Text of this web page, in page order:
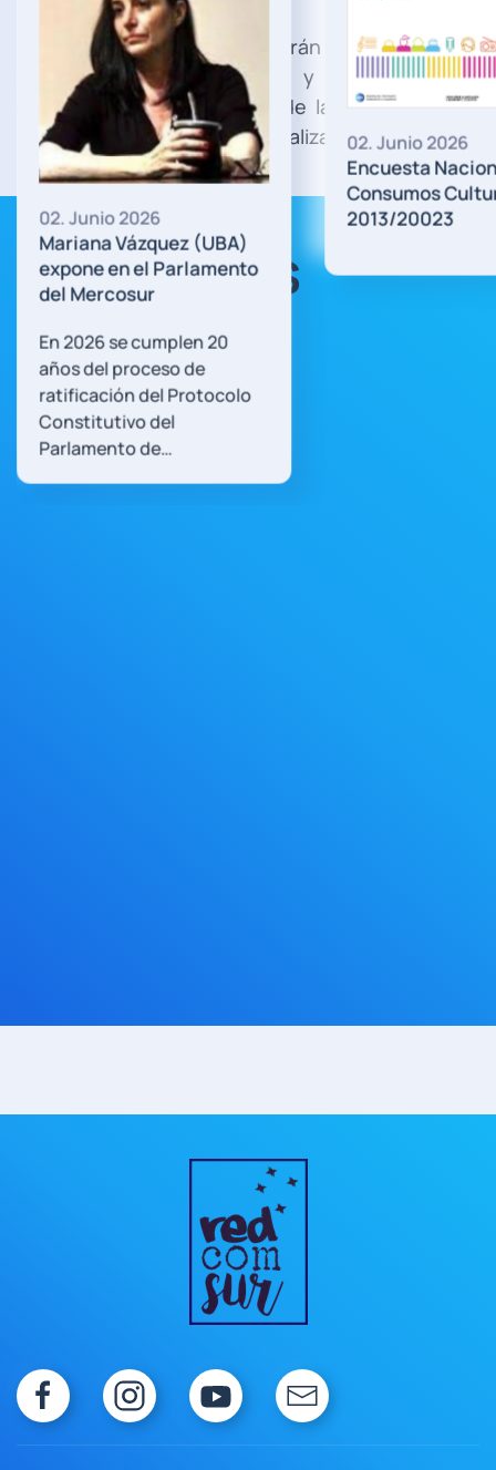
«De esta manera se unificarán los criterios de
difusión en redes sociales y se reiniciará la
comunicación digital luego de la reorganización
interna de las empresas», finaliza.
Artículos
Recientes
(UBA)
20
de
Protocolo
02. Junio 2026
Encuesta Nacional de
Consumos Culturales